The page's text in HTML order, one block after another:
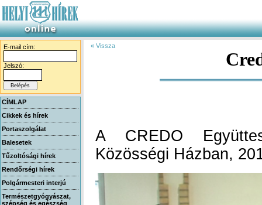
E-mail cím:
Jelszó:
CÍMLAP
Cikkek és hírek
Portaszolgálat
Balesetek
Tűzoltósági hírek
Rendőrségi hírek
Polgármesteri interjú
Természetgyógyászat,
szépség és egészség
« Vissza
A CREDO
Közösségi Házban,